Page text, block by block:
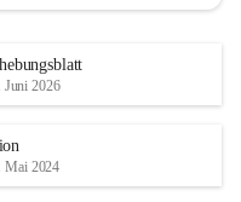
Juni 2026
Mai 2024